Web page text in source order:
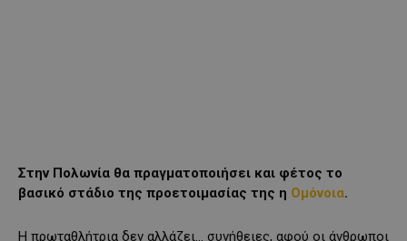
Στην Πολωνία θα πραγματοποιήσει και φέτος το
βασικό στάδιο της προετοιμασίας της η Ομόνοια.
Η πρωταθλήτρια δεν αλλάζει… συνήθειες, αφού οι άνθρωποι